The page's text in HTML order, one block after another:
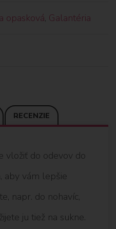
opasková, Galantéria
RECENZIE
vložiť do odevov do
aby vám lepšie
napr. do nohavíc,
ju tiež na sukne.